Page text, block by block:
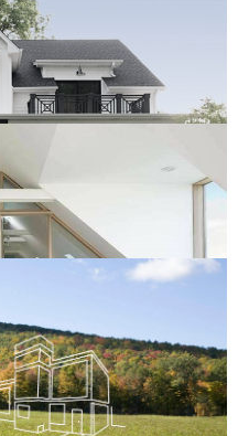
НОВЫЙ
дома по
построенного